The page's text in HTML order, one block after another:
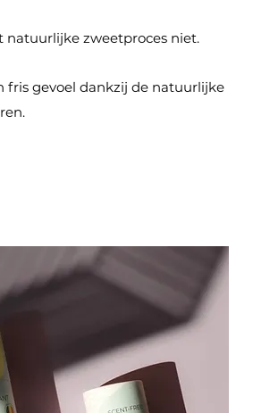
natuurlijke zweetproces niet.
fris gevoel dankzij de natuurlijke